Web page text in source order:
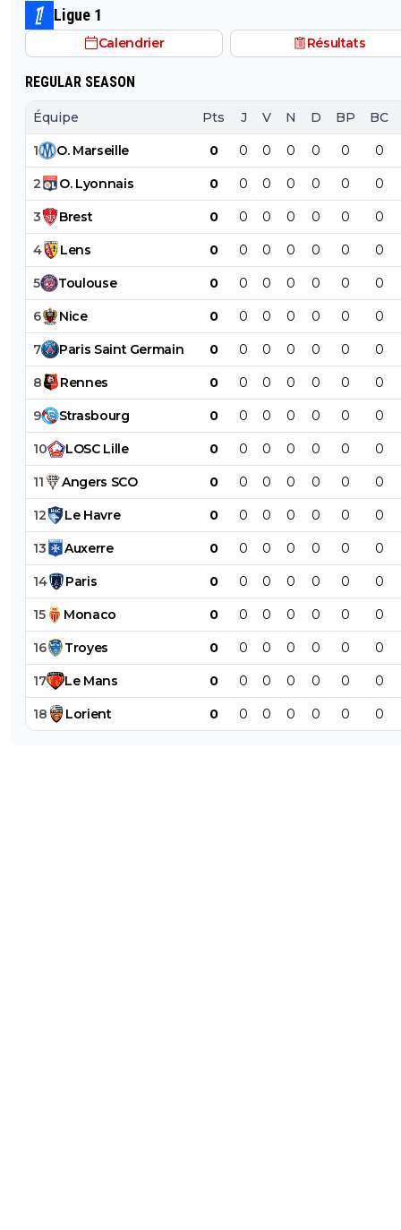
Ligue 1
Calendrier Résultats
REGULAR SEASON
Équipe Pts J V N D BP BC
1 O. Marseille 0 0 0 0 0 0 0
2 O. Lyonnais 0 0 0 0 0 0 0
3 Brest 0 0 0 0 0 0 0
4 Lens 0 0 0 0 0 0 0
5 Toulouse 0 0 0 0 0 0 0
6 Nice 0 0 0 0 0 0 0
7 Paris Saint Germain 0 0 0 0 0 0 0
8 Rennes 0 0 0 0 0 0 0
9 Strasbourg 0 0 0 0 0 0 0
10 LOSC Lille 0 0 0 0 0 0 0
11 Angers SCO 0 0 0 0 0 0 0
12 Le Havre 0 0 0 0 0 0 0
13 Auxerre 0 0 0 0 0 0 0
14 Paris 0 0 0 0 0 0 0
15 Monaco 0 0 0 0 0 0 0
16 Troyes 0 0 0 0 0 0 0
17 Le Mans 0 0 0 0 0 0 0
18 Lorient 0 0 0 0 0 0 0